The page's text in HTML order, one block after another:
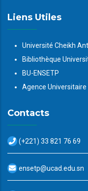
Liens Utiles
Université Cheikh
Bibliothèque
BU-ENSETP
Agence Universitaire
Contacts
(+221) 33 821 76 69
ensetp@ucad.edu.sn